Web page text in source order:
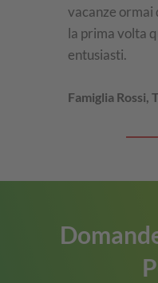
vacanze ormai
la prima volta
entusiasti.
Famiglia Rossi,